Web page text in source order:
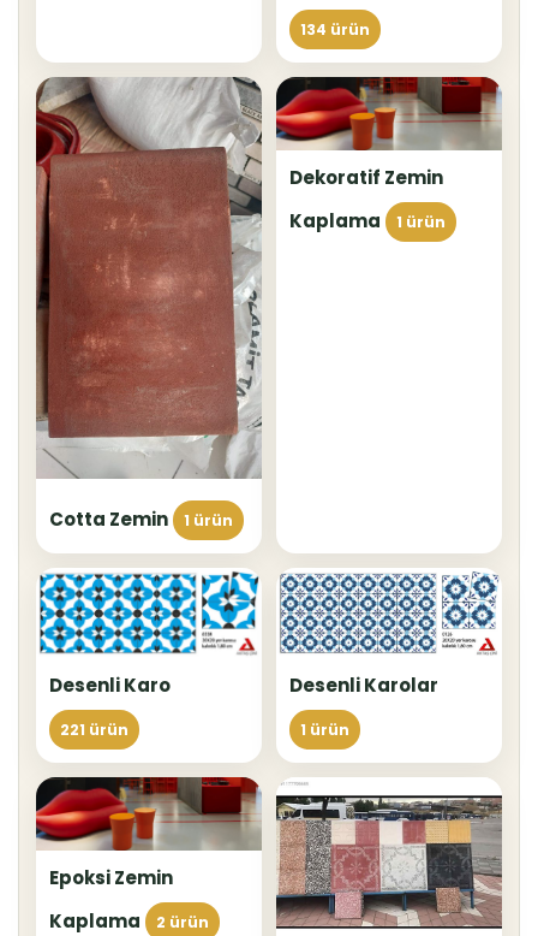
134 ürün
Cotta Zemin 1 ürün
Dekoratif Zemin
Kaplama
1 ürün
Desenli Karo
221 ürün
Desenli Karolar
1 ürün
Epoksi Zemin
Kaplama
2 ürün